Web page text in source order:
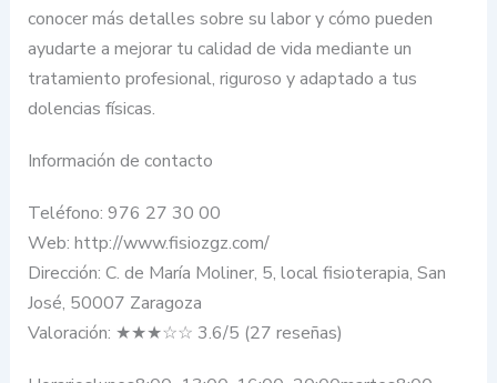
conocer más detalles sobre su labor y cómo pueden
ayudarte a mejorar tu calidad de vida mediante un
tratamiento profesional, riguroso y adaptado a tus
dolencias físicas.
Información de contacto
Teléfono: 976 27 30 00
Web: http://www.fisiozgz.com/
Dirección: C. de María Moliner, 5, local fisioterapia, San
José, 50007 Zaragoza
Valoración: ★★★☆☆ 3.6/5 (27 reseñas)